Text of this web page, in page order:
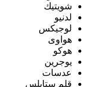
شويتيك
لدنيو
لوجيكس
هواوى
هوكو
يوجرين
عدسات
قلم ستايلس